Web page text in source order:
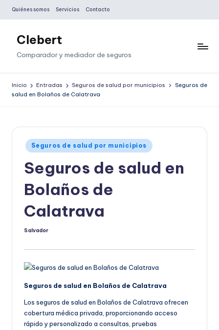
Saltar
contenido
Quiénes somos Servicios Contacto
Clebert
Comparador y mediador de seguros
Inicio Entradas Seguros de salud por municipios
Seguros de
salud en Bolaños de Calatrava
Publicado
en
Seguros de salud por municipios
Seguros de salud en
Bolaños de
Calatrava
Publicado
Salvador
Seguros de salud en Bolaños de Calatrava
Los seguros de salud en Bolaños de Calatrava ofrecen
cobertura médica privada, proporcionando acceso
rápido y personalizado a consultas, pruebas